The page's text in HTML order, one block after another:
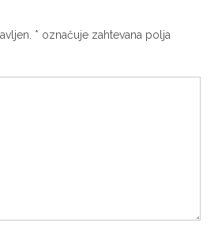
* označuje zahtevana polja